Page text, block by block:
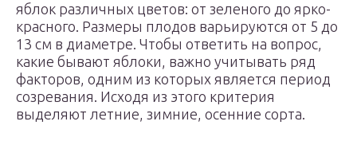
яблок различных цветов: от зеленого до ярко-
красного. Размеры плодов варьируются от 5 до
13 см в диаметре. Чтобы ответить на вопрос,
какие бывают яблоки, важно учитывать ряд
факторов, одним из которых является период
созревания. Исходя из этого критерия
выделяют летние, зимние, осенние сорта.